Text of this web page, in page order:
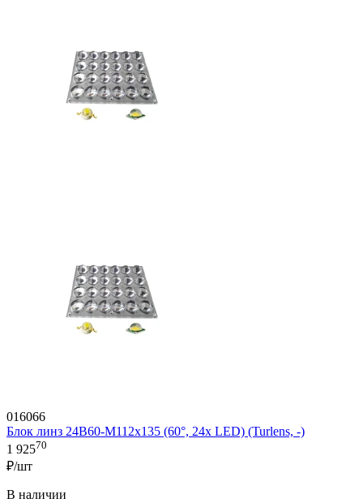
016066
Блок линз 24B60-M112х135 (60°, 24x LED) (Turlens, -)
1 92570
₽/шт
В наличии